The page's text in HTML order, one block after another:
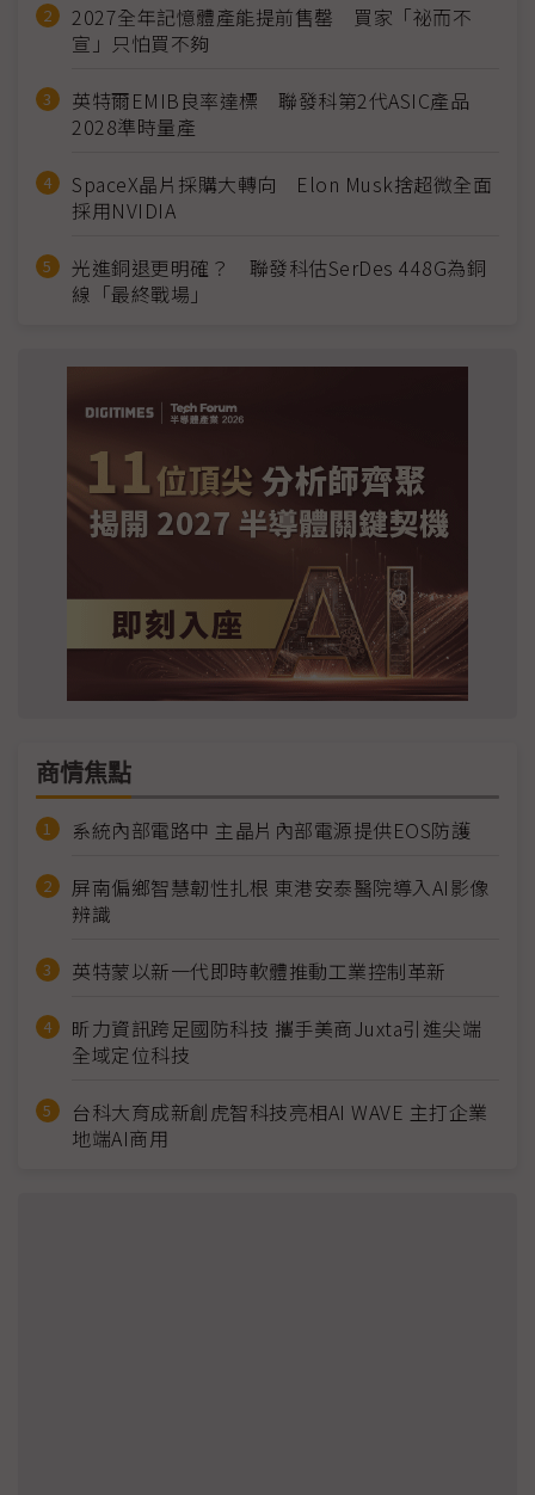
2027全年記憶體產能提前售罄 買家「祕而不
宣」只怕買不夠
英特爾EMIB良率達標 聯發科第2代ASIC產品
2028準時量產
SpaceX晶片採購大轉向 Elon Musk捨超微全面
採用NVIDIA
光進銅退更明確？ 聯發科估SerDes 448G為銅
線「最終戰場」
商情焦點
系統內部電路中 主晶片內部電源提供EOS防護
屏南偏鄉智慧韌性扎根 東港安泰醫院導入AI影像
辨識
英特蒙以新一代即時軟體推動工業控制革新
昕力資訊跨足國防科技 攜手美商Juxta引進尖端
全域定位科技
台科大育成新創虎智科技亮相AI WAVE 主打企業
地端AI商用